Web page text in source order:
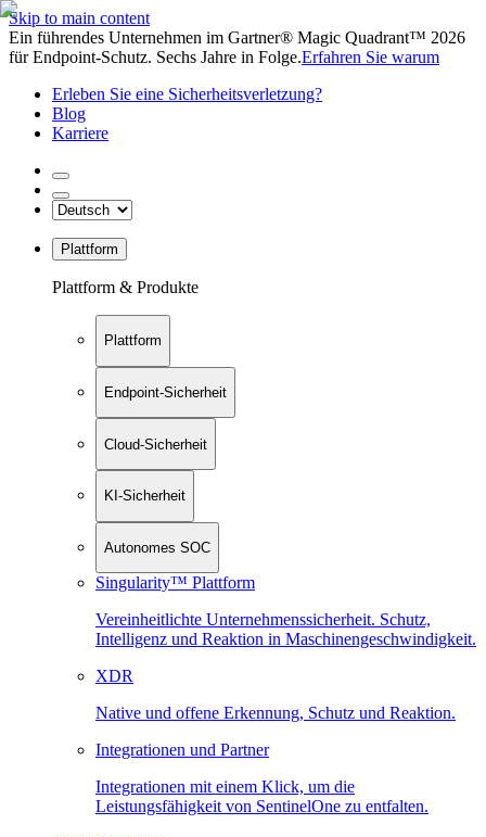
Skip to main content
Ein führendes Unternehmen im Gartner® Magic Quadrant™ 2026
für Endpoint-Schutz. Sechs Jahre in Folge.Erfahren Sie warum
Erleben Sie eine Sicherheitsverletzung?
Blog
Karriere
Plattform
Plattform & Produkte
Plattform
Endpoint-Sicherheit
Cloud-Sicherheit
KI-Sicherheit
Autonomes SOC
Singularity™ Plattform
Vereinheitlichte Unternehmenssicherheit. Schutz,
Intelligenz und Reaktion in Maschinen­geschwindigkeit.
XDR
Native und offene Erkennung, Schutz und Reaktion.
Integrationen und Partner
Integrationen mit einem Klick, um die
Leistungsfähigkeit von SentinelOne zu entfalten.